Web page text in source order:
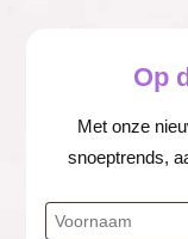
Op
Met onze
snoeptrends,